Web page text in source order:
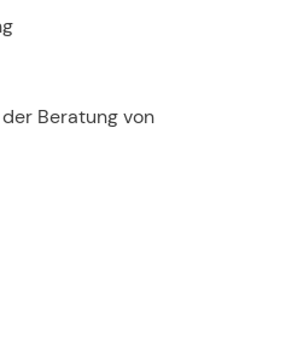
Beratung von